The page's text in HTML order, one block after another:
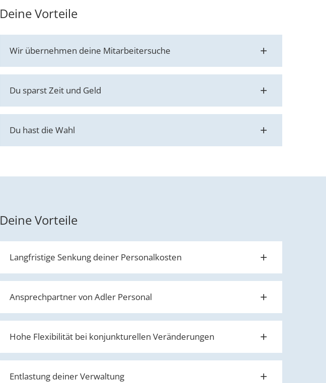
Deine Vorteile
Wir übernehmen deine Mitarbeitersuche
Du sparst Zeit und Geld
Du hast die Wahl
Deine Vorteile
Langfristige Senkung deiner Personalkosten
Ansprechpartner von Adler Personal
Hohe Flexibilität bei konjunkturellen Veränderungen
Entlastung deiner Verwaltung